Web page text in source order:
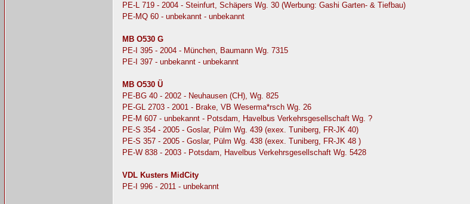
PE-L 719 - 2004 - Steinfurt, Schäpers Wg. 30 (Werbung: Gashi Garten- & Tiefbau)
PE-MQ 60 - unbekannt - unbekannt
MB O530 G
PE-I 395 - 2004 - München, Baumann Wg. 7315
PE-I 397 - unbekannt - unbekannt
MB O530 Ü
PE-BG 40 - 2002 - Neuhausen (CH), Wg. 825
PE-GL 2703 - 2001 - Brake, VB Weserma*rsch Wg. 26
PE-M 607 - unbekannt - Potsdam, Havelbus Verkehrsgesellschaft Wg. ?
PE-S 354 - 2005 - Goslar, Pülm Wg. 439 (exex. Tuniberg, FR-JK 40)
PE-S 357 - 2005 - Goslar, Pülm Wg. 438 (exex. Tuniberg, FR-JK 48 )
PE-W 838 - 2003 - Potsdam, Havelbus Verkehrsgesellschaft Wg. 5428
VDL Kusters MidCity
PE-I 996 - 2011 - unbekannt